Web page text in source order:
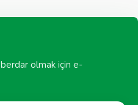
olmak için e-